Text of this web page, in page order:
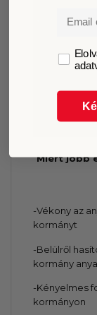
Miért jobb
-Vékony az
kormányt
-Belülről
kormány
-Kényelmes
kormányon
Email
GDPR